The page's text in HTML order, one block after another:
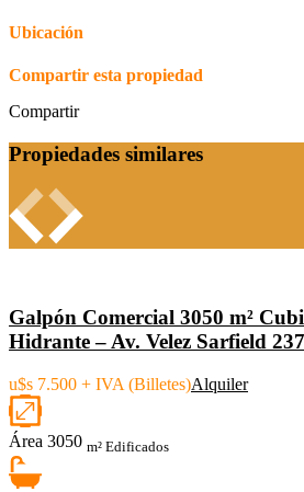
Ubicación
Compartir esta propiedad
Compartir
Propiedades similares
Galpón Comercial 3050 m²
Hidrante – Av. Velez Sarfield
u$s 7.500 + IVA (Billetes)Alquiler
Área 3050 m² Edificados